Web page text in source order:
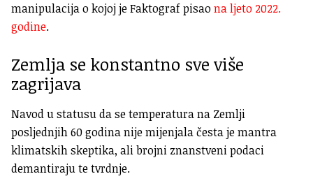
manipulacija o kojoj je Faktograf pisaona ljeto 2022.
godine.
Zemlja se konstantno sve više
zagrijava
Navod u statusu da se temperatura na Zemlji
posljednjih 60 godina nije mijenjala česta je mantra
klimatskih skeptika, ali brojni znanstveni podaci
demantiraju te tvrdnje.